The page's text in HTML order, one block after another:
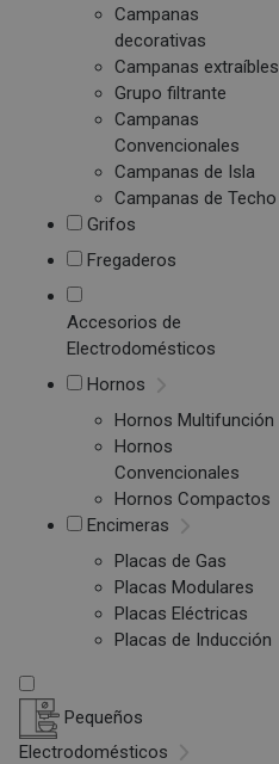
Campanas
decorativas
Campanas extraíbles
Grupo filtrante
Campanas
Convencionales
Campanas de Isla
Campanas de Techo
Grifos
Fregaderos
Accesorios de
Electrodomésticos
Hornos
Hornos Multifunción
Hornos
Convencionales
Hornos Compactos
Encimeras
Placas de Gas
Placas Modulares
Placas Eléctricas
Placas de Inducción
Pequeños
Electrodomésticos